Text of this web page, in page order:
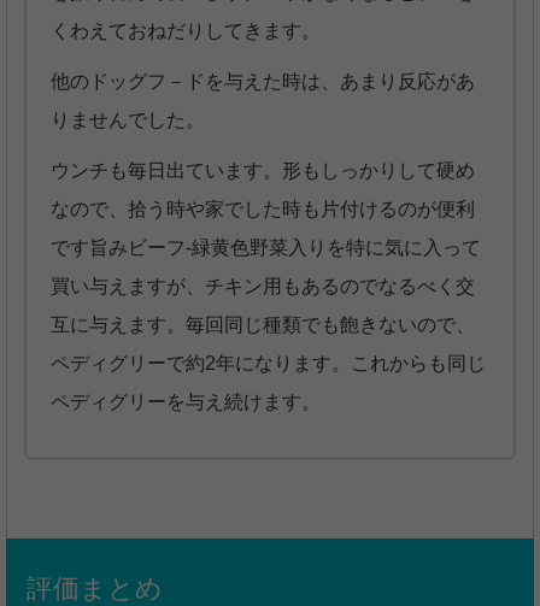
くわえておねだりしてきます。
他のドッグフ－ドを与えた時は、あまり反応があ
りませんでした。
ウンチも毎日出ています。形もしっかりして硬め
なので、拾う時や家でした時も片付けるのが便利
です旨みビーフ-緑黄色野菜入りを特に気に入って
買い与えますが、チキン用もあるのでなるべく交
互に与えます。毎回同じ種類でも飽きないので、
ペディグリーで約2年になります。これからも同じ
ペディグリーを与え続けます。
評価まとめ